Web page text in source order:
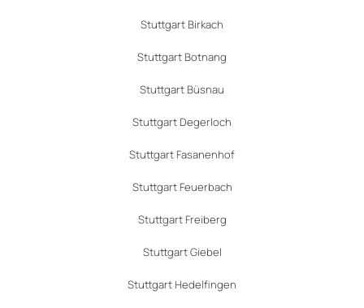
Stuttgart Birkach
Stuttgart Botnang
Stuttgart Büsnau
Stuttgart Degerloch
Stuttgart Fasanenhof
Stuttgart Feuerbach
Stuttgart Freiberg
Stuttgart Giebel
Stuttgart Hedelfingen